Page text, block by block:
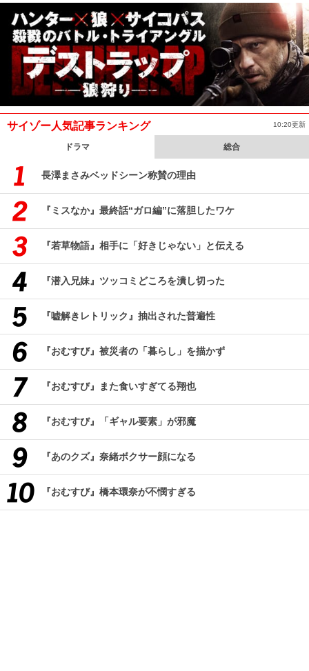
サイゾー人気記事ランキング 10:20更新
ドラマ 総合
長澤まさみベッドシーン称賛の理由
『ミスなか』最終話“ガロ編”に落胆したワケ
『若草物語』相手に「好きじゃない」と伝える
『潜入兄妹』ツッコミどころを潰し切った
『嘘解きレトリック』抽出された普遍性
『おむすび』被災者の「暮らし」を描かず
『おむすび』また食いすぎてる翔也
『おむすび』「ギャル要素」が邪魔
『あのクズ』奈緒ボクサー顔になる
『おむすび』橋本環奈が不憫すぎる